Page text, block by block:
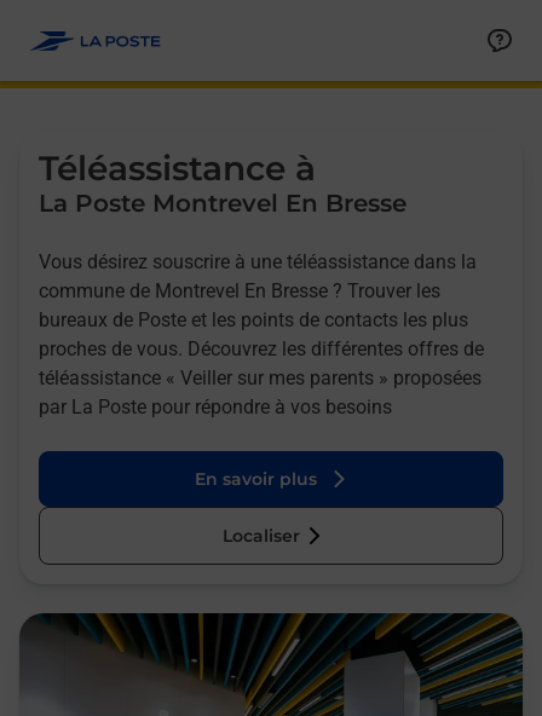
Téléassistance à
La Poste Montrevel En Bresse
Vous désirez souscrire à une téléassistance dans la
commune de Montrevel En Bresse ? Trouver les
bureaux de Poste et les points de contacts les plus
proches de vous. Découvrez les différentes offres de
téléassistance « Veiller sur mes parents » proposées
par La Poste pour répondre à vos besoins
En savoir plus
Localiser